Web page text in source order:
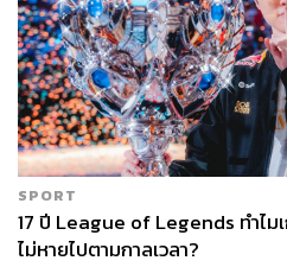
SPORT
17 ปี League of Legends ทำไม
ไม่หายไปตามกาลเวลา?